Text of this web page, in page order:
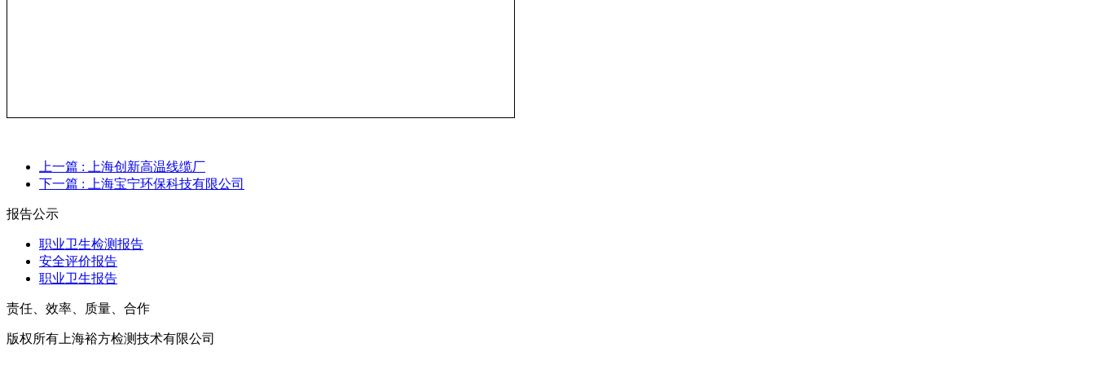
上一篇 : 上海创新高温线缆厂
下一篇 : 上海宝宁环保科技有限公司
报告公示
职业卫生检测报告
安全评价报告
职业卫生报告
责任、效率、质量、合作
版权所有上海裕方检测技术有限公司